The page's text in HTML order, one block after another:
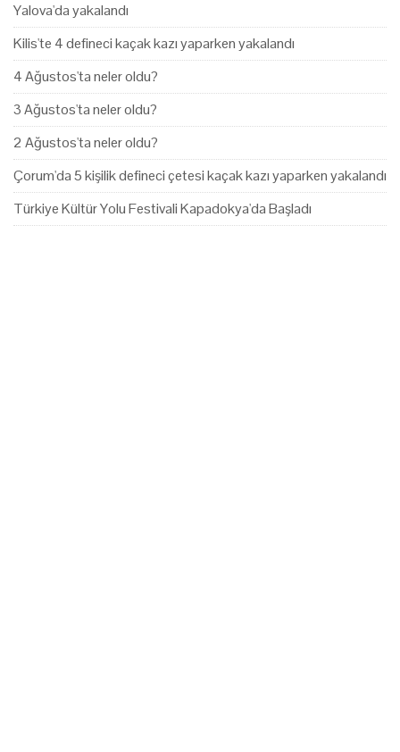
Yalova'da yakalandı
Kilis'te 4 defineci kaçak kazı yaparken yakalandı
4 Ağustos'ta neler oldu?
3 Ağustos'ta neler oldu?
2 Ağustos'ta neler oldu?
Çorum'da 5 kişilik defineci çetesi kaçak kazı yaparken yakalandı
Türkiye Kültür Yolu Festivali Kapadokya'da Başladı